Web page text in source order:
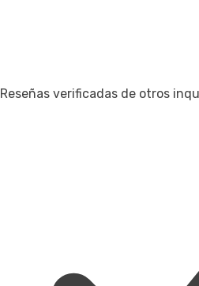
Reseñas verificadas de otros